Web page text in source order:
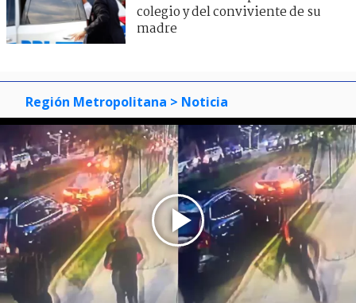
colegio y del conviviente de su
madre
Región Metropolitana > Noticia